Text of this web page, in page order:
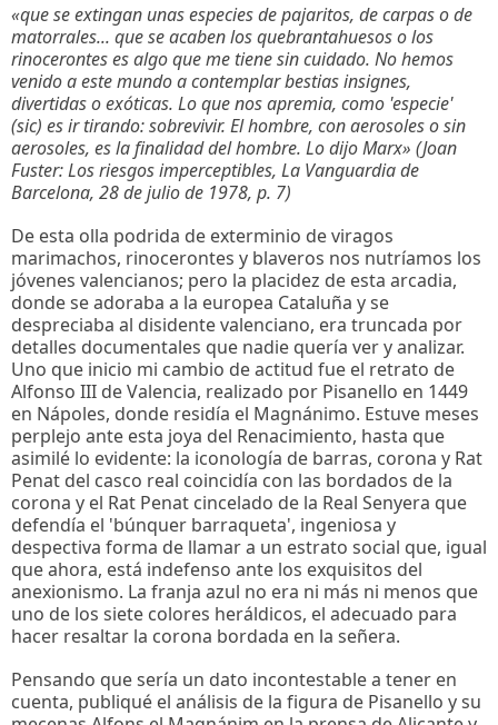
«que se extingan unas especies de pajaritos, de carpas o de
matorrales... que se acaben los quebrantahuesos o los
rinocerontes es algo que me tiene sin cuidado. No hemos
venido a este mundo a contemplar bestias insignes,
divertidas o exóticas. Lo que nos apremia, como 'especie'
(sic) es ir tirando: sobrevivir. El hombre, con aerosoles o sin
aerosoles, es la finalidad del hombre. Lo dijo Marx» (Joan
Fuster: Los riesgos imperceptibles, La Vanguardia de
Barcelona, 28 de julio de 1978, p. 7)
De esta olla podrida de exterminio de viragos
marimachos, rinocerontes y blaveros nos nutríamos los
jóvenes valencianos; pero la placidez de esta arcadia,
donde se adoraba a la europea Cataluña y se
despreciaba al disidente valenciano, era truncada por
detalles documentales que nadie quería ver y analizar.
Uno que inicio mi cambio de actitud fue el retrato de
Alfonso III de Valencia, realizado por Pisanello en 1449
en Nápoles, donde residía el Magnánimo. Estuve meses
perplejo ante esta joya del Renacimiento, hasta que
asimilé lo evidente: la iconología de barras, corona y Rat
Penat del casco real coincidía con las bordados de la
corona y el Rat Penat cincelado de la Real Senyera que
defendía el 'búnquer barraqueta', ingeniosa y
despectiva forma de llamar a un estrato social que, igual
que ahora, está indefenso ante los exquisitos del
anexionismo. La franja azul no era ni más ni menos que
uno de los siete colores heráldicos, el adecuado para
hacer resaltar la corona bordada en la señera.
Pensando que sería un dato incontestable a tener en
cuenta, publiqué el análisis de la figura de Pisanello y su